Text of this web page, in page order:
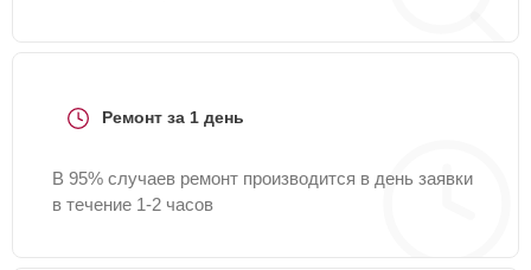
Ремонт за 1 день
В 95% случаев ремонт производится в день заявки
в течение 1-2 часов